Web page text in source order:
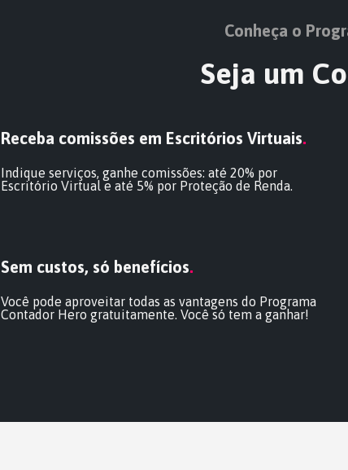
Conheça o
Seja um
Receba comissões em Escritórios Virtuais.
Indique serviços, ganhe comissões: até 20% por
Escritório Virtual e até 5% por Proteção de Renda.
Sem custos, só benefícios.
Você pode aproveitar todas as vantagens do Programa
Contador Hero gratuitamente. Você só tem a ganhar!